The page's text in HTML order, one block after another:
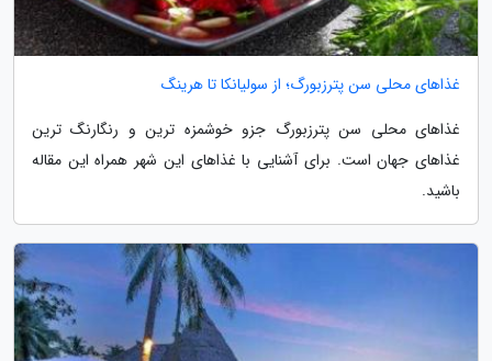
غذاهای محلی سن پترزبورگ؛ از سولیانکا تا هرینگ
غذاهای محلی سن پترزبورگ جزو خوشمزه ترین و رنگارنگ ترین
غذاهای جهان است. برای آشنایی با غذاهای این شهر همراه این مقاله
باشید.